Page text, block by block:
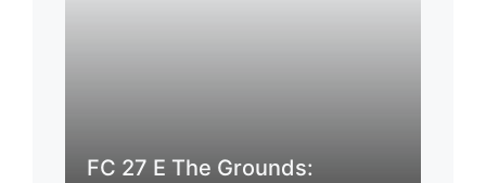
FC 27 E The Grounds: